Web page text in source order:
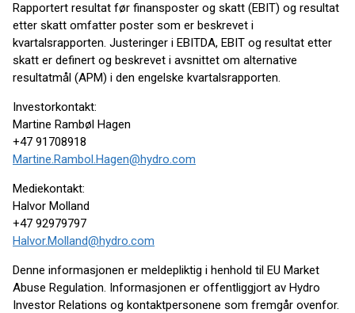
Rapportert resultat før finansposter og skatt (EBIT) og resultat
etter skatt omfatter poster som er beskrevet i
kvartalsrapporten. Justeringer i EBITDA, EBIT og resultat etter
skatt er definert og beskrevet i avsnittet om alternative
resultatmål (APM) i den engelske kvartalsrapporten.
Investorkontakt:
Martine Rambøl Hagen
+47 91708918
Martine.Rambol.Hagen@hydro.com
Mediekontakt:
Halvor Molland
+47 92979797
Halvor.Molland@hydro.com
Denne informasjonen er meldepliktig i henhold til EU Market
Abuse Regulation. Informasjonen er offentliggjort av Hydro
Investor Relations og kontaktpersonene som fremgår ovenfor.